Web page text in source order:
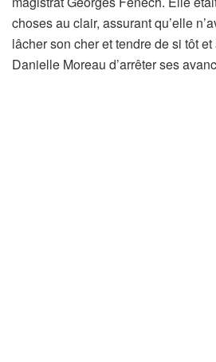
choses au clair, assurant qu’elle
lâcher son cher et tendre de si tôt
Danielle Moreau d’arrêter ses